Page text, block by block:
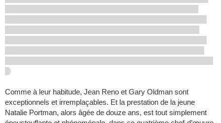
Comme à leur habitude, Jean Reno et Gary Oldman sont
exceptionnels et irremplaçables. Et la prestation de la jeune
Natalie Portman, alors âgée de douze ans, est tout simplement